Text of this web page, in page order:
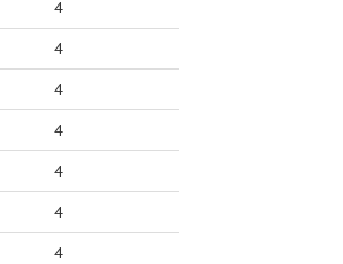
4
4
4
4
4
4
4